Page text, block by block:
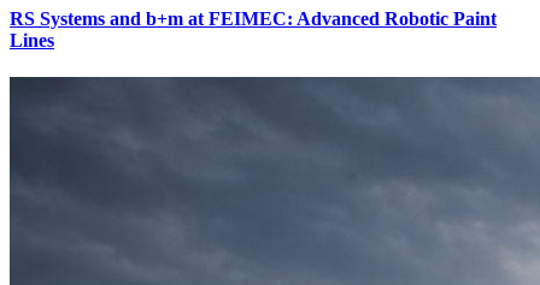
RS Systems and b+m at FEIMEC: Advanced Robotic Paint
Lines